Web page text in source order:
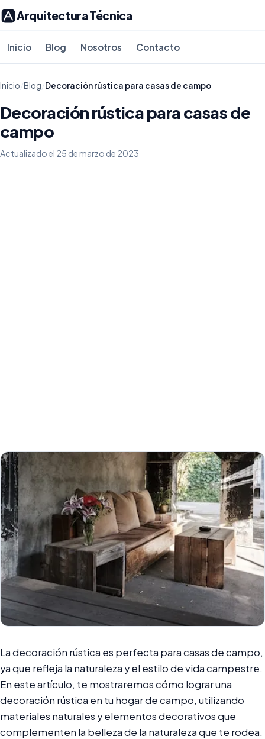
Arquitectura Técnica
Inicio Blog Nosotros Contacto
Inicio/Blog/Decoración rústica para casas de campo
Decoración rústica para casas de
campo
Actualizado el 25 de marzo de 2023
La decoración rústica es perfecta para casas de campo,
ya que refleja la naturaleza y el estilo de vida campestre.
En este artículo, te mostraremos cómo lograr una
decoración rústica en tu hogar de campo, utilizando
materiales naturales y elementos decorativos que
complementen la belleza de la naturaleza que te rodea.